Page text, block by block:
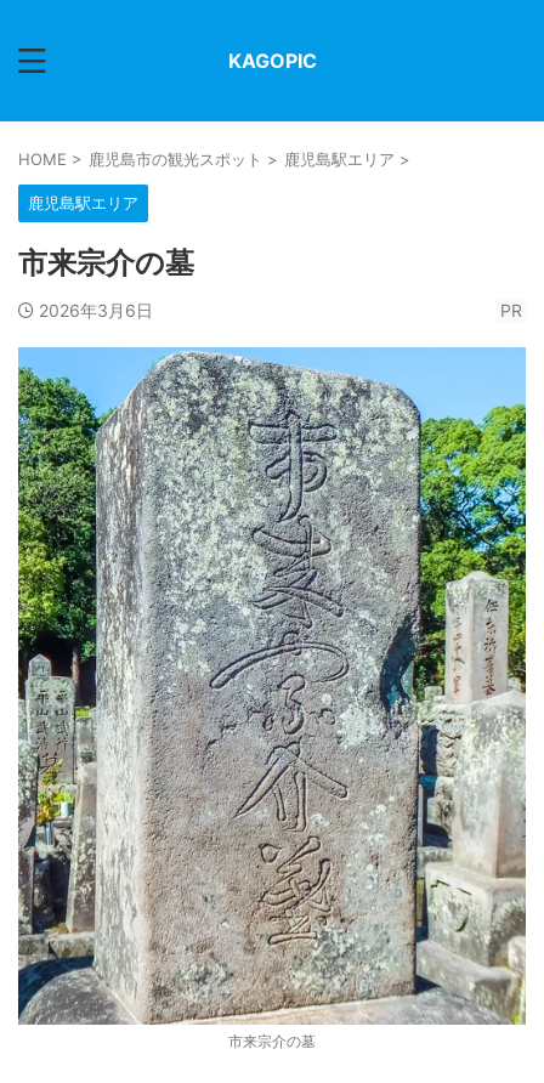
KAGOPIC
HOME > 鹿児島市の観光スポット > 鹿児島駅エリア >
鹿児島駅エリア
市来宗介の墓
2026年3月6日 PR
市来宗介の墓